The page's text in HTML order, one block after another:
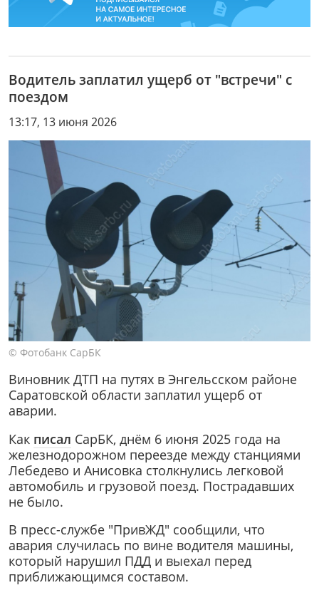
Водитель заплатил ущерб от "встречи" с
поездом
13:17, 13 июня 2026
© Фотобанк СарБК
Виновник ДТП на путях в Энгельсском районе
Саратовской области заплатил ущерб от
аварии.
Как писал СарБК, днём 6 июня 2025 года на
железнодорожном переезде между станциями
Лебедево и Анисовка столкнулись легковой
автомобиль и грузовой поезд. Пострадавших
не было.
В пресс-службе "ПривЖД" сообщили, что
авария случилась по вине водителя машины,
который нарушил ПДД и выехал перед
приближающимся составом.